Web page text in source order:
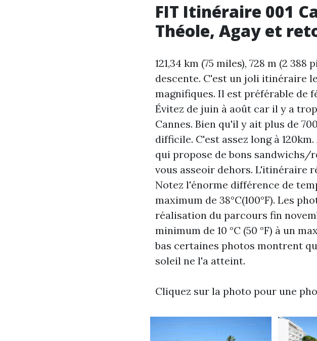
FIT Itinéraire 001
Théole, Agay et
121,34 km (75 miles), 728 m (2
descente. C'est un joli itinéraire
magnifiques. Il est préférable de
Évitez de juin à août car il y a
Cannes. Bien qu'il y ait plus de
difficile. C'est assez long à
qui propose de bons sandwichs/
vous asseoir dehors. L'itinéraire
Notez l'énorme différence de
maximum de 38°C(100°F). Les
réalisation du parcours fin
minimum de 10 °C (50 °F) à un
bas certaines photos montrent
soleil ne l'a atteint.
Cliquez sur la photo pour une